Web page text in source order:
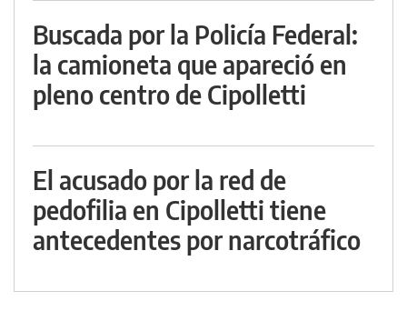
Buscada por la Policía Federal:
la camioneta que apareció en
pleno centro de Cipolletti
El acusado por la red de
pedofilia en Cipolletti tiene
antecedentes por narcotráfico